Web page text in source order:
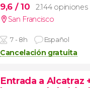
9,6 / 10
2.144 opiniones
San Francisco
7 - 8h Español
Cancelación gratuita
Entrada a Alcatraz